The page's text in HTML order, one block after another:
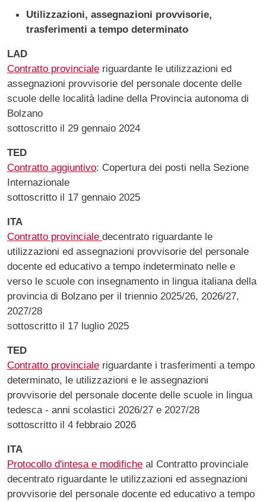
Utilizzazioni, assegnazioni provvisorie,
trasferimenti a tempo determinato
LAD
Contratto provinciale riguardante le utilizzazioni ed
assegnazioni provvisorie del personale docente delle
scuole delle località ladine della Provincia autonoma di
Bolzano
sottoscritto il 29 gennaio 2024
TED
Contratto aggiuntivo: Copertura dei posti nella Sezione
Internazionale
sottoscritto il 17 gennaio 2025
ITA
Contratto provinciale decentrato riguardante le
utilizzazioni ed assegnazioni provvisorie del personale
docente ed educativo a tempo indeterminato nelle e
verso le scuole con insegnamento in lingua italiana della
provincia di Bolzano per il triennio 2025/26, 2026/27,
2027/28
sottoscritto il 17 luglio 2025
TED
Contratto provinciale riguardante i trasferimenti a tempo
determinato, le utilizzazioni e le assegnazioni
provvisorie del personale docente delle scuole in lingua
tedesca - anni scolastici 2026/27 e 2027/28
sottoscritto il 4 febbraio 2026
ITA
Protocollo d'intesa e modifiche al Contratto provinciale
decentrato riguardante le utilizzazioni ed assegnazioni
provvisorie del personale docente ed educativo a tempo